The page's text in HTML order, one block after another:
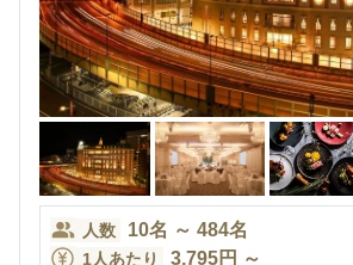
人数 10名 ～ 484名
1人あたり 3,795円 ～